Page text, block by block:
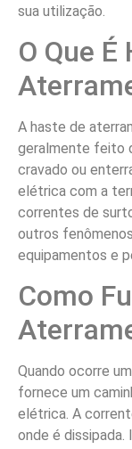
sua utilização.
O Que É
A haste de
geralmente feito
cravado ou
elétrica com a
correntes de
outros
equipamentos e
Como
Quando ocorre
fornece um
elétrica. A
onde é dissipada.